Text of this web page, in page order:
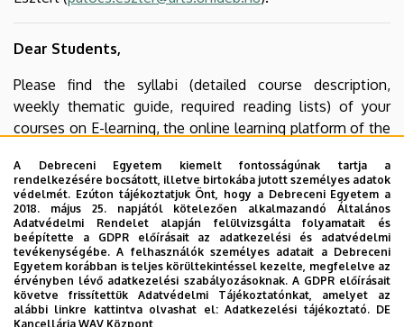
Dear Students,
Please find the syllabi (detailed course description,
weekly thematic guide, required reading lists) of your
courses on E-learning, the online learning platform of the
30
https://elearning.unideb.hu/course/view.php?id=564
Follow the link above, and use your eduID and password
for logging in (Neptun username and password). Your
syllabi can be downloaded by selecting the instructor’s
folder, then clicking on the title of the course. You are
kindly requested to bring printouts of the syllabi to the
first week of classes.
A Debreceni Egyetem kiemelt fontosságúnak tartja a
rendelkezésére bocsátott, illetve birtokába jutott személyes adatok
védelmét. Ezúton tájékoztatjuk Önt, hogy a Debreceni Egyetem a
2018. május 25. napjától kötelezően alkalmazandó Általános
Adatvédelmi Rendelet alapján felülvizsgálta folyamatait és
beépítette a GDPR előírásait az adatkezelési és adatvédelmi
tevékenységébe. A felhasználók személyes adatait a Debreceni
Egyetem korábban is teljes körültekintéssel kezelte, megfelelve az
érvényben lévő adatkezelési szabályozásoknak. A GDPR előírásait
követve frissítettük Adatvédelmi Tájékoztatónkat, amelyet az
alábbi linkre kattintva olvashat el:Adatkezelési tájékoztató. DE
Kancellária WAV Központ